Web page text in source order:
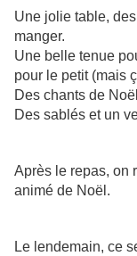
Une jolie table,
manger.
Une belle tenue
pour le petit (mais
Des chants de
Des sablés et un
Après le repas, on
animé de Noël.
Le lendemain, ce